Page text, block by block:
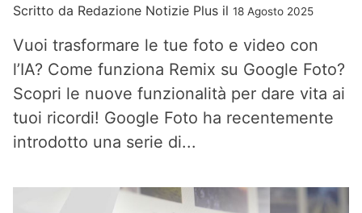
Scritto da Redazione Notizie Plus il 18 Agosto 2025
Vuoi trasformare le tue foto e video con
l’IA? Come funziona Remix su Google Foto?
Scopri le nuove funzionalità per dare vita ai
tuoi ricordi! Google Foto ha recentemente
introdotto una serie di...